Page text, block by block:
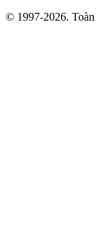
© 1997-2026.